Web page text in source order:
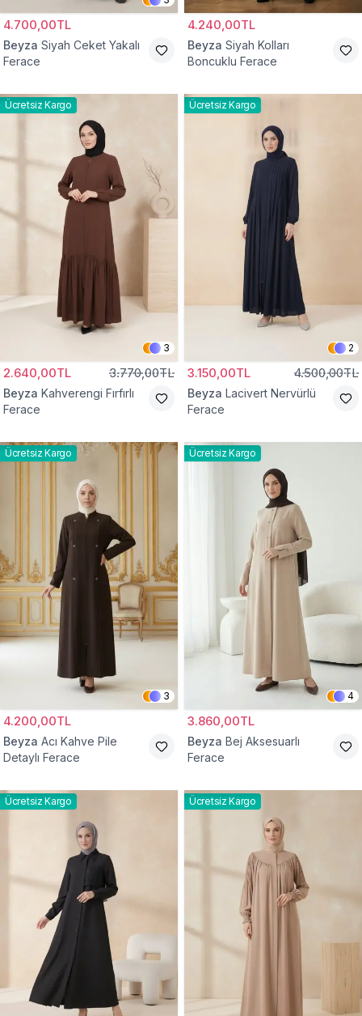
4.700,00TL
Beyza Siyah Ceket Yakalı
Ferace
4.240,00TL
Beyza Siyah Kolları
Boncuklu Ferace
Ücretsiz Kargo
3
2.640,00TL 3.770,00TL
Beyza Kahverengi Fırfırlı
Ferace
Ücretsiz Kargo
2
3.150,00TL 4.500,00TL
Beyza Lacivert Nervürlü
Ferace
Ücretsiz Kargo
3
4.200,00TL
Beyza Acı Kahve Pile
Detaylı Ferace
Ücretsiz Kargo
4
3.860,00TL
Beyza Bej Aksesuarlı
Ferace
Ücretsiz Kargo Ücretsiz Kargo